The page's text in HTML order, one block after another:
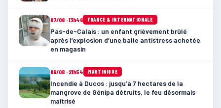
07/08 · 13h46 FRANCE & INTERNATIONALE
Pas-de-Calais : un enfant grièvement brûlé
après l’explosion d’une balle antistress achetée
en magasin
06/08 · 21h54 MARTINIQUE
Incendie à Ducos : jusqu’à 7 hectares de la
mangrove de Génipa détruits, le feu désormais
maîtrisé